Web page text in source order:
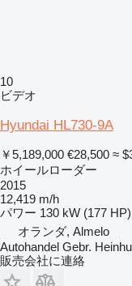
10
ビデオ
Hyundai HL730-9A
￥5,189,000 €28,500 ≈
ホイールローダー
2015
12,419 m/h
パワー 130 kW (177 HP)
オランダ, Almelo
Autohandel Gebr.
販売会社に連絡